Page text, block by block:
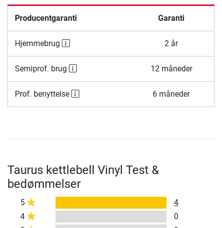
Producentgaranti Garanti
Hjemmebrug 2 år
Semiprof. brug 12 måneder
Prof. benyttelse 6 måneder
Taurus kettlebell Vinyl Test &
bedømmelser
5
4
4
0